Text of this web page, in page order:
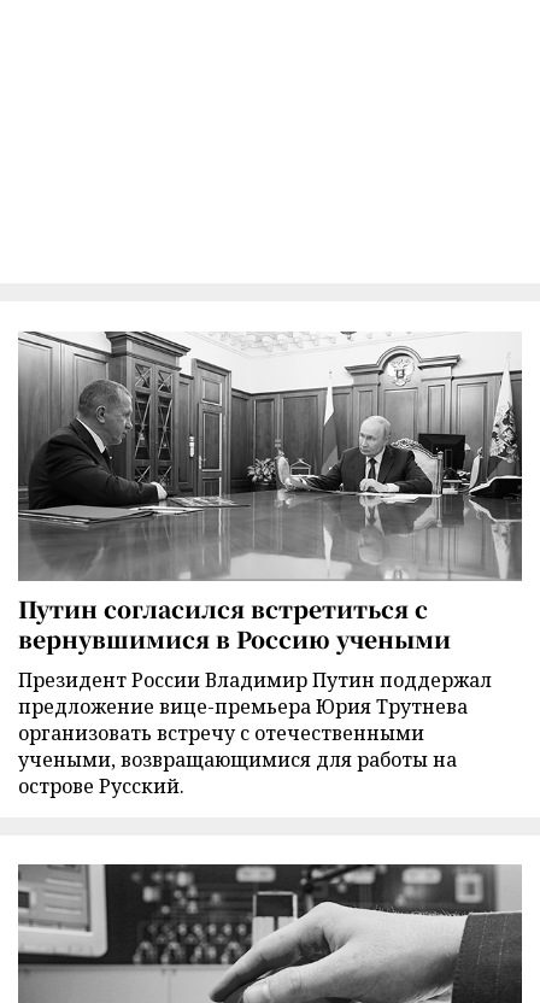
Путин согласился встретиться с
вернувшимися в Россию учеными
Президент России Владимир Путин поддержал
предложение вице-премьера Юрия Трутнева
организовать встречу с отечественными
учеными, возвращающимися для работы на
острове Русский.